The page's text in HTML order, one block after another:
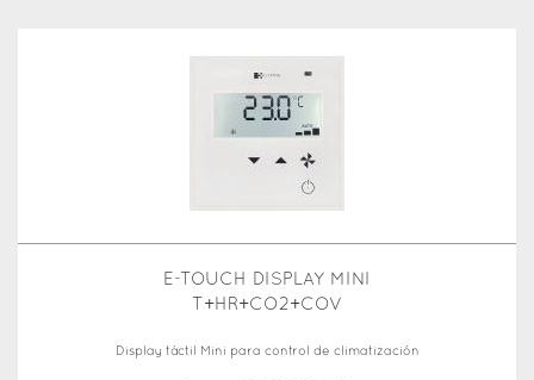
E-TOUCH DISPLAY MINI
T+HR+CO2+COV
Display táctil Mini para control de climatización